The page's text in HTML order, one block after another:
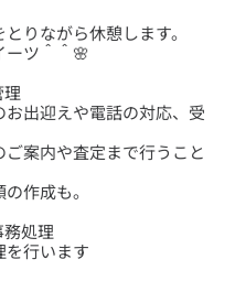
りながら休憩します。
出迎えや電話の対応、受
案内や査定まで行うこと
処理
を行います